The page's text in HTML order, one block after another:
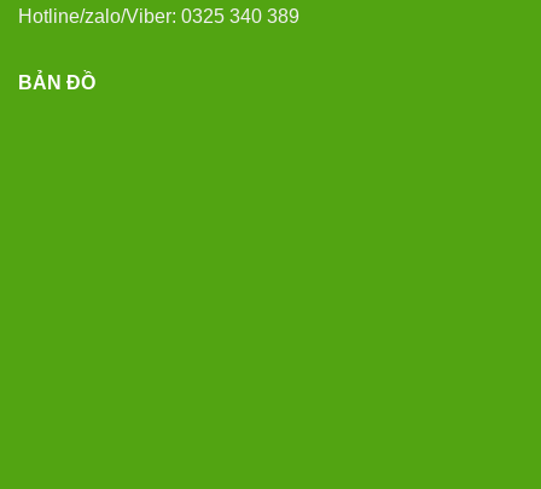
Hotline/zalo/Viber: 0325 340 389
BẢN ĐỒ